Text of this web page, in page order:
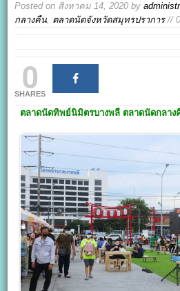
Posted on สิงหาคม 14, 2020 by
กลางคืน, ตลาดนัดจังหวัดสมุทรปราการ// 0
0
SHARES
ตลาดนัดทิพย์นิมิตรบางพลี ตลาดนัดกลาง